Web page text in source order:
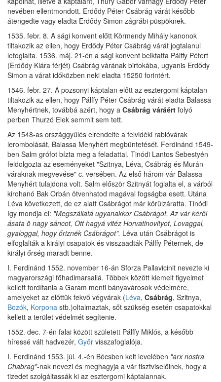
nevében ellentmondott. Erdődy Péter Csábrág várát később
átengedte vagy eladta Erdődy Simon zágrábi püspöknek.
1535. febr. 8. A sági konvent előtt Körmendy Mihály kanonok
tiltakozik az ellen, hogy Erdődy Péter Csábrág várát jogtalanul
lefoglalta. 1536. máj. 21-én a sági konvent beiktatta Pálffy Pétert
(Erdődy Klára férjét) Csábrág várának birtokába, ugyanis Erdődy
Simon a várat időközben neki eladta 15250 forintért.
1546. febr. 27. A pozsonyi káptalan előtt az esztergomi káptalan
tiltakozik az ellen, hogy Pálffy Péter Csábrág várát eladta Balassa
Menyhértnek, továbbá azért, hogy a Csábrág váráért folyó
perben Thurzó Elek semmit sem tett.
Az 1548-as országgyűlés elrendelte a felvidéki rablóvárak
lerombolását, Balassa Menyhért megbüntetését. Ferdinánd 1549-
ben Salm grófot bízta meg a feladattal. Tinódi Lantos Sebestyén
feldolgozta az eseményeket "Szitnya, Léva, Csábrág és Murán
váraknak megvevése" c. versében. Az első három vár Balassa
Menyhért tulajdona volt. Salm először Szitnyát foglalta el, a várból
kirohanó Bak Orbán ötvenhatod magával fogságba esett. Utána
Léva következett, de ez alatt Csábrágot már körülzáratta. Tinódi
így mondja el: "Megszállatá ugyanakkor Csábrágot, Az vár kéről
ásata ö nagy sáncot, Ott hagyá vitéz Horvatinovityot, Lovaggal,
gyaloggal, hogy őriznék Csábrágot". Léva után Csábrágot is
elfoglalták a királyi csapatok és visszaadták Pálffy Péternek, de
királyi őrség maradt benne.
I. Ferdinánd 1552. november 16-án Sforza Pallavicinit nevezte ki
magyarországi főhadimarsallá. Többek között kiemelt figyelmet
kellett fordítania a Garam menti bányavárosok védelmére,
amelyeket az előttük fekvő végvárak (Léva, Csábrág, Szitnya,
Bozók, Korpona stb.)oltalmaztak, sőt szükség esetén csapatokkal
kellett a terület védelmét segítenie.
1552. dec. 7-én falai között született Pálffy Miklós, a később
híressé vált hadvezér, Győr visszafoglalója.
I. Ferdinánd 1553. júl. 4.-én Bécsben kelt levelében "arx nostra
Chabrag"-nak nevezi és meghagyja a vár tisztviselőinek, hogy a
tizedet szolgáltassák ki az esztergomi káptalannak.